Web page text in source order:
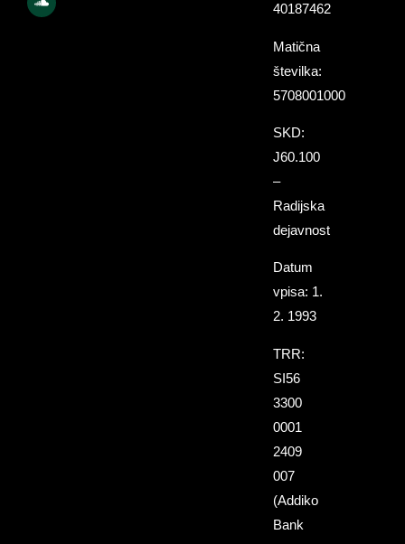
40187462
Matična
številka:
5708001000
SKD:
J60.100
–
Radijska
dejavnost
Datum
vpisa: 1.
2. 1993
TRR:
SI56
3300
0001
2409
007
(Addiko
Bank